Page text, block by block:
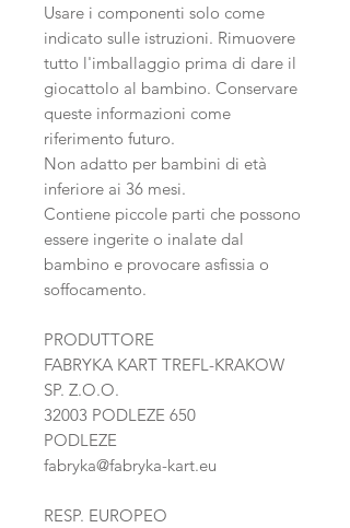
Usare i componenti solo come
indicato sulle istruzioni. Rimuovere
tutto l'imballaggio prima di dare il
giocattolo al bambino. Conservare
queste informazioni come
riferimento futuro.
Non adatto per bambini di età
inferiore ai 36 mesi.
Contiene piccole parti che possono
essere ingerite o inalate dal
bambino e provocare asfissia o
soffocamento.
PRODUTTORE
FABRYKA KART TREFL-KRAKOW
SP. Z.O.O.
32003 PODLEZE 650
PODLEZE
fabryka@fabryka-kart.eu
RESP. EUROPEO